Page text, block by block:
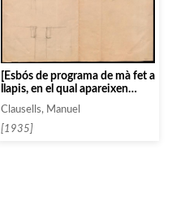
[Esbós de programa de mà fet a
llapis, en el qual apareixen
marcades les disposicions de
les fotografies i del text]
Clausells, Manuel
[1935]